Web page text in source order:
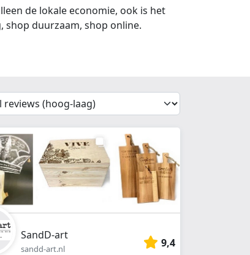
de lokale economie, ook is het
shop duurzaam, shop online.
SandD-art
sandd-art.nl 9,4